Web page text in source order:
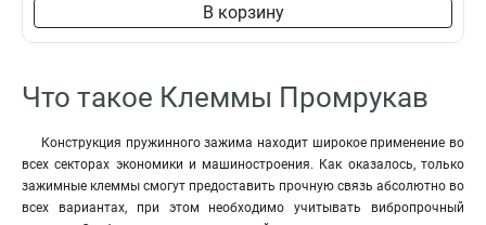
В корзину
Что такое Клеммы Промрукав
Конструкция пружинного зажима находит широкое применение во
всех секторах экономики и машиностроения. Как оказалось, только
зажимные клеммы смогут предоставить прочную связь абсолютно во
всех вариантах, при этом необходимо учитывать вибропрочный